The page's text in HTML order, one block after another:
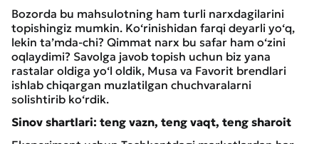
Bozorda bu mahsulotning ham turli narxdagilarini
topishingiz mumkin. Ko‘rinishidan farqi deyarli yo‘q,
lekin ta’mda-chi? Qimmat narx bu safar ham o‘zini
oqlaydimi? Savolga javob topish uchun biz yana
rastalar oldiga yo‘l oldik, Musa va Favorit brendlari
ishlab chiqargan muzlatilgan chuchvaralarni
solishtirib ko‘rdik.
Sinov shartlari: teng vazn, teng vaqt, teng sharoit